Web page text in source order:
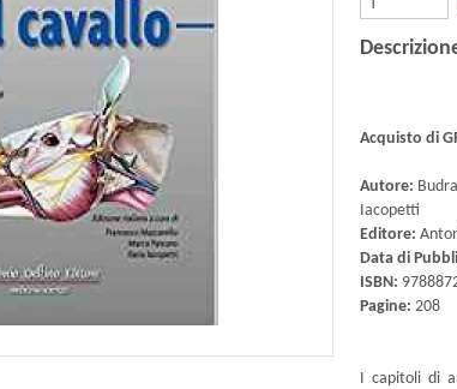
Acquisto di
Autore:
Iacopetti
Editore:
Data di
ISBN:
Pagine: 208
I capitoli di